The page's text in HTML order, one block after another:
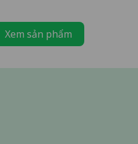
Xem sản phẩm